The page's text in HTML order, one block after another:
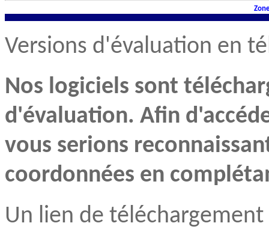
Versions d'évaluation en
Nos logiciels sont
d'évaluation. Afin
vous serions
coordonnées en
Un lien de